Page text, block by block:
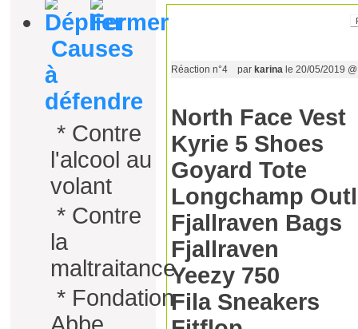
Causes
à
défendre
* Contre
l'alcool au
volant
* Contre
la
maltraitance
* Fondation
Réaction n°4 par karina le 20/05/2019
North Face Vest
Kyrie 5 Shoes
Goyard Tote
Longchamp
Fjallraven Bags
Fjallraven
Yeezy 750
Fila Sneakers